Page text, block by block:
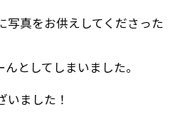
写真をお供えしてくださった
としてしまいました。
いました！